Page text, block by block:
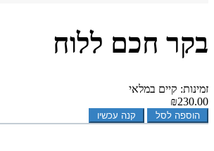
בקר חכם ללוח
זמינות: קיים במלאי
₪230.00
הוספה לסל קנה עכשיו